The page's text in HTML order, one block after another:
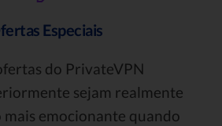
Especiais
do PrivateVPN
sejam realmente
emocionante quando